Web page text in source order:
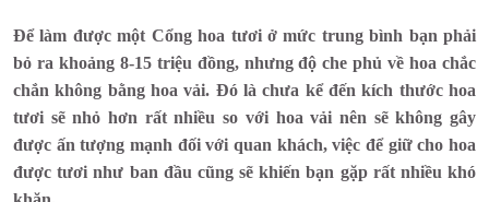
Để làm được một Cổng hoa tươi ở mức trung bình bạn phải
bỏ ra khoảng 8-15 triệu đồng, nhưng độ che phủ về hoa chắc
chắn không bằng hoa vải. Đó là chưa kể đến kích thước hoa
tươi sẽ nhỏ hơn rất nhiều so với hoa vải nên sẽ không gây
được ấn tượng mạnh đối với quan khách, việc để giữ cho hoa
được tươi như ban đầu cũng sẽ khiến bạn gặp rất nhiều khó